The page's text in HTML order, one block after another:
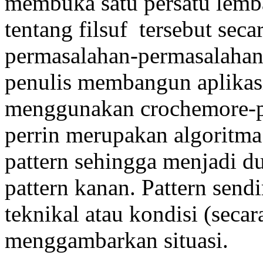
tentang filsuf tersebut
permasalahan-
penulis membangun
menggunakan
perrin merupakan
pattern sehingga menjadi
pattern kanan. Pattern
teknikal atau kondisi
menggambarkan situasi.